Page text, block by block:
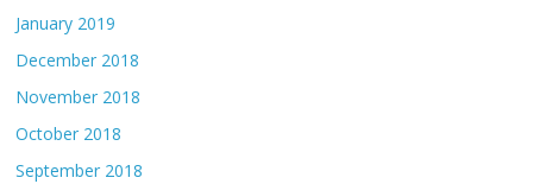
January 2019
December 2018
November 2018
October 2018
September 2018